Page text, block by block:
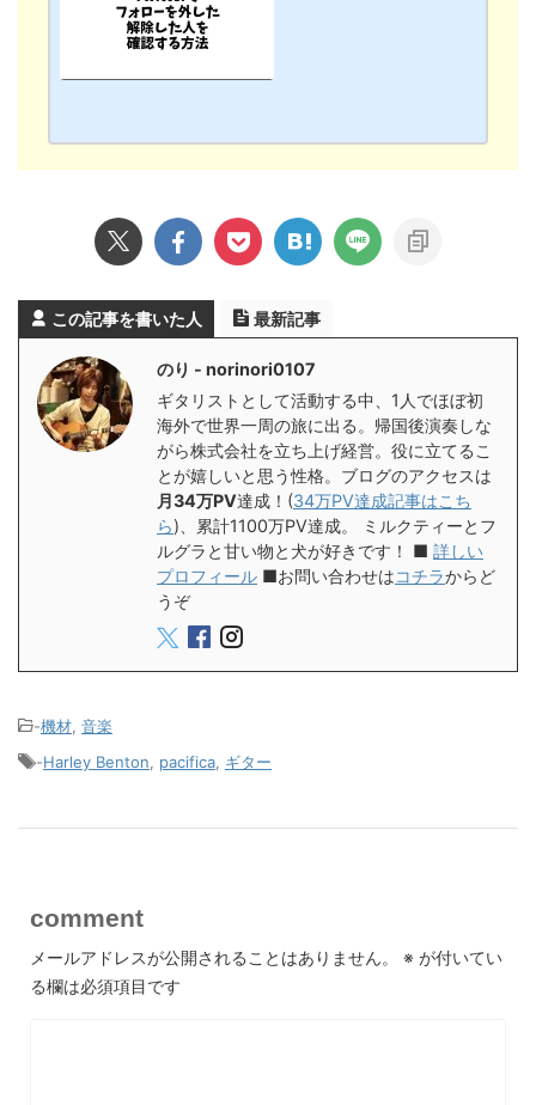
この記事を書いた人 最新記事
のり - norinori0107
ギタリストとして活動する中、1人でほぼ初
海外で世界一周の旅に出る。帰国後演奏しな
がら株式会社を立ち上げ経営。役に立てるこ
とが嬉しいと思う性格。ブログのアクセスは
月34万PV達成！(34万PV達成記事はこち
ら)、累計1100万PV達成。 ミルクティーとフ
ルグラと甘い物と犬が好きです！ ■ 詳しい
プロフィール ■お問い合わせはコチラからど
うぞ
-機材 音楽
-Harley Benton pacifica ギター
comment
メールアドレスが公開されることはありません。 ※ が付いてい
る欄は必須項目です